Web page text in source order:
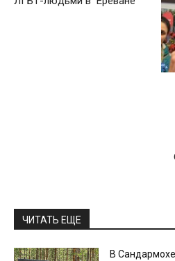
ЧИТАТЬ ЕЩЕ
В